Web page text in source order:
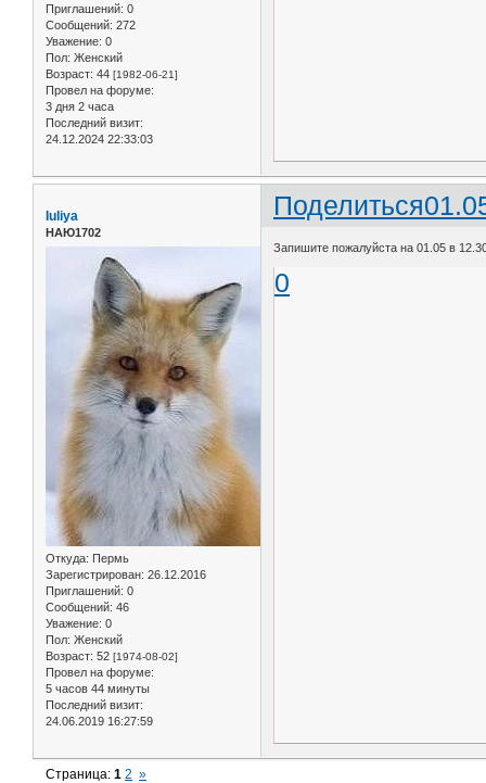
Приглашений: 0
Сообщений: 272
Уважение: 0
Пол: Женский
Возраст: 44 [1982-06-21]
Провел на форуме:
3 дня 2 часа
Последний визит:
24.12.2024 22:33:03
Поделиться
Iuliya
НАЮ1702
Откуда: Пермь
Зарегистрирован: 26.12.2016
Приглашений: 0
Сообщений: 46
Уважение: 0
Пол: Женский
Возраст: 52 [1974-08-02]
Провел на форуме:
5 часов 44 минуты
Последний визит:
24.06.2019 16:27:59
Запишите пожалуйста на 01.05 в
0
Страница:1 2 »